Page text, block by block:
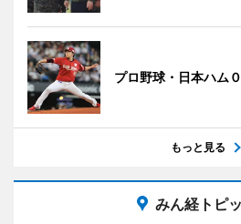
プロ野球・日本ハム
もっと見る
みん経トピ